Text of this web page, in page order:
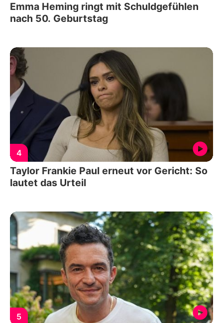
Emma Heming ringt mit Schuldgefühlen
nach 50. Geburtstag
4
Taylor Frankie Paul erneut vor Gericht: So
lautet das Urteil
5